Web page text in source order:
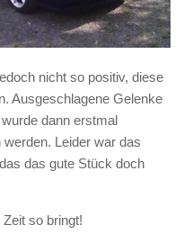
nicht so positiv, diese
Ausgeschlagene Gelenke
dann erstmal
Leider war das
das gute Stück doch
so bringt!